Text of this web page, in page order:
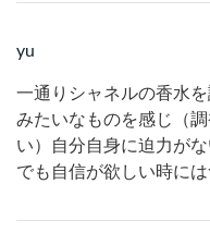
yu
一通りシャネルの香水
みたいなものを感じ（
い）自分自身に迫力が
でも自信が欲しい時には